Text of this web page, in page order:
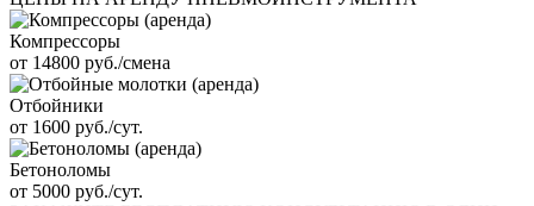
Компрессоры
от 14800 руб./смена
Отбойники
от 1600 руб./сут.
Бетоноломы
от 5000 руб./сут.